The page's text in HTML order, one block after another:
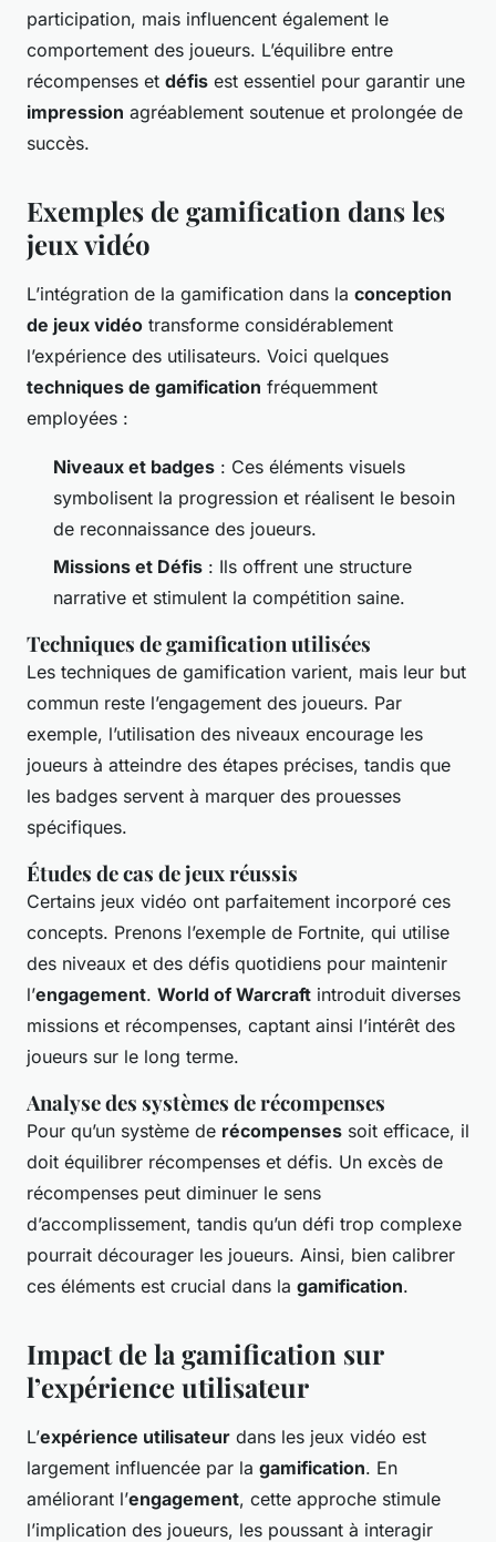
participation, mais influencent également le
comportement des joueurs. L’équilibre entre
récompenses et défis est essentiel pour garantir une
impression agréablement soutenue et prolongée de
succès.
Exemples de gamification dans les
jeux vidéo
L’intégration de la gamification dans la conception
de jeux vidéo transforme considérablement
l’expérience des utilisateurs. Voici quelques
techniques de gamification fréquemment
employées :
Niveaux et badges : Ces éléments visuels
symbolisent la progression et réalisent le besoin
de reconnaissance des joueurs.
Missions et Défis : Ils offrent une structure
narrative et stimulent la compétition saine.
Techniques de gamification utilisées
Les techniques de gamification varient, mais leur but
commun reste l’engagement des joueurs. Par
exemple, l’utilisation des niveaux encourage les
joueurs à atteindre des étapes précises, tandis que
les badges servent à marquer des prouesses
spécifiques.
Études de cas de jeux réussis
Certains jeux vidéo ont parfaitement incorporé ces
concepts. Prenons l’exemple de Fortnite, qui utilise
des niveaux et des défis quotidiens pour maintenir
l’engagement. World of Warcraft introduit diverses
missions et récompenses, captant ainsi l’intérêt des
joueurs sur le long terme.
Analyse des systèmes de récompenses
Pour qu’un système de récompenses soit efficace, il
doit équilibrer récompenses et défis. Un excès de
récompenses peut diminuer le sens
d’accomplissement, tandis qu’un défi trop complexe
pourrait décourager les joueurs. Ainsi, bien calibrer
ces éléments est crucial dans la gamification.
Impact de la gamification sur
l’expérience utilisateur
L’expérience utilisateur dans les jeux vidéo est
largement influencée par la gamification. En
améliorant l’engagement, cette approche stimule
l’implication des joueurs, les poussant à interagir